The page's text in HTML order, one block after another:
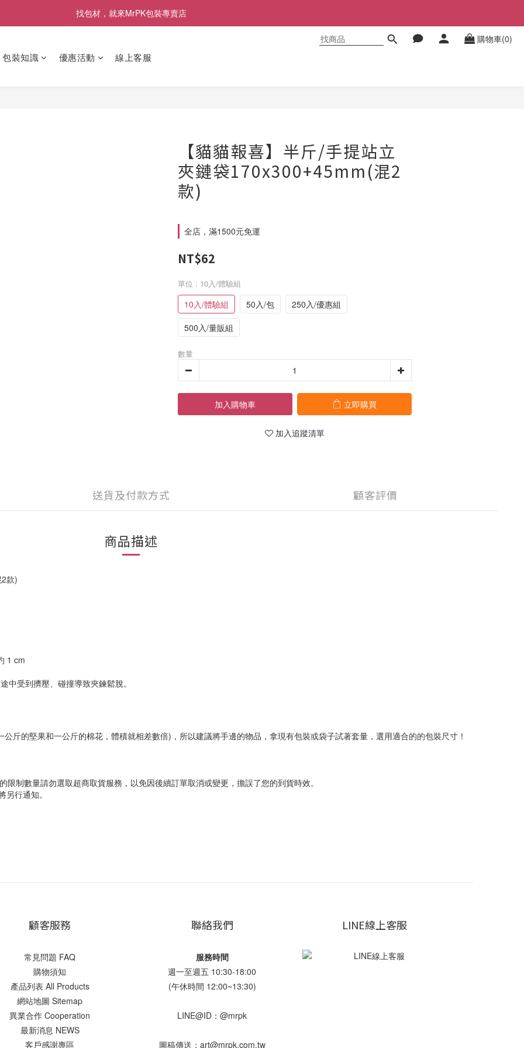
[限時優惠] 即日起登入會員消費滿1000元，回饋1%購物金
找包材，就來MrPK包裝專賣店
購物車(0)
包裝知識 優惠活動 線上客服
【貓貓報喜】半斤/手提站立
夾鏈袋170x300+45mm(混2
款)
全店，滿1500元免運
NT$62
單位 : 10入/體驗組
10入/體驗組 50入/包
250入/優惠組
500入/量販組
數量
加入購物車 立即購買
加入追蹤清單
送貨及付款方式 顧客評價
商品描述
款)
1 cm
中受到擠壓、碰撞導致夾鍊鬆脫。
斤的堅果和一公斤的棉花，體積就相差數倍)，所以建議將手邊的物品，拿現有包裝或袋子試著套量，選用適合的的包裝尺寸！
制數量請勿選取超商取貨服務，以免因後續訂單取消或變更，擔誤了您的到貨時效。
行通知。
顧客服務
常見問題 FAQ
購物須知
產品列表 All Products
網站地圖 Sitemap
異業合作 Cooperation
最新消息 NEWS
客戶感謝專區
聯絡我們
服務時間
週一至週五 10:30-18:00
(午休時間 12:00~13:30)
LINE@ID：@mrpk
圖稿傳送：art@mrpk.com.tw
LINE線上客服